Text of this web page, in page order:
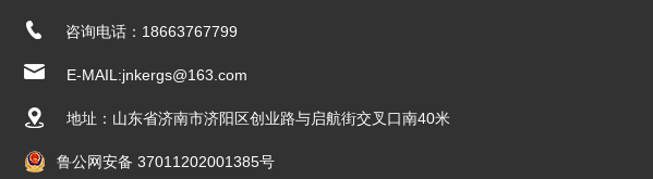
咨询电话：18663767799
E-MAIL:jnkergs@163.com
地址：山东省济南市济阳区创业路与启航街交叉口南40米
鲁公网安备 37011202001385号